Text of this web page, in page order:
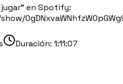
en Spotify:
Duración: 1:11:07